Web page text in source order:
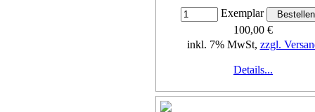
Exemplar
100,00 €
inkl. 7% MwSt, zzgl.
Details...